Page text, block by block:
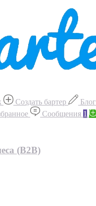
Создать бартер Блог
Сообщения 1
(B2B)